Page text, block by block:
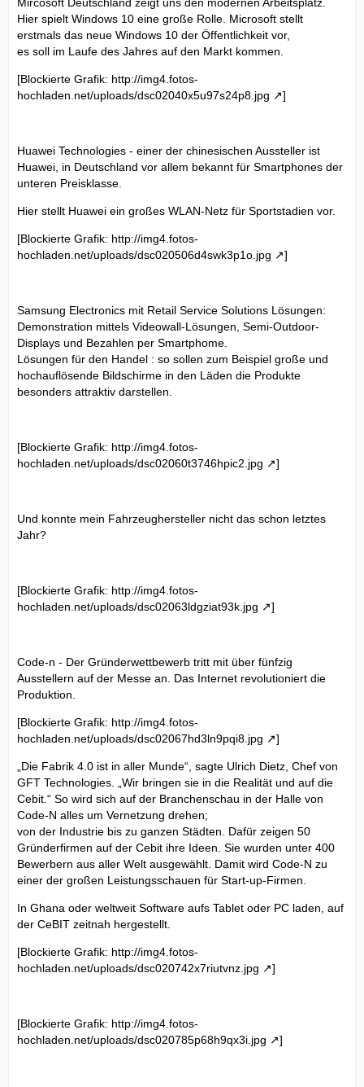
Hier spielt Windows 10 eine große Rolle. Microsoft stellt
erstmals das neue Windows 10 der Öffentlichkeit vor,
es soll im Laufe des Jahres auf den Markt kommen.
[Blockierte Grafik: http://img4.fotos-
hochladen.net/uploads/dsc02040x5u97s24p8.jpg
]
Huawei Technologies - einer der chinesischen Aussteller ist
Huawei, in Deutschland vor allem bekannt für Smartphones der
unteren Preisklasse.
Hier stellt Huawei ein großes WLAN-Netz für Sportstadien vor.
[Blockierte Grafik: http://img4.fotos-
hochladen.net/uploads/dsc020506d4swk3p1o.jpg
]
Samsung Electronics mit Retail Service Solutions Lösungen:
Demonstration mittels Videowall-Lösungen, Semi-Outdoor-
Displays und Bezahlen per Smartphome.
Lösungen für den Handel : so sollen zum Beispiel große und
hochauflösende Bildschirme in den Läden die Produkte
besonders attraktiv darstellen.
[Blockierte Grafik: http://img4.fotos-
hochladen.net/uploads/dsc02060t3746hpic2.jpg
]
Und konnte mein Fahrzeughersteller nicht das schon letztes
Jahr?
[Blockierte Grafik: http://img4.fotos-
hochladen.net/uploads/dsc02063ldgziat93k.jpg
]
Code-n - Der Gründerwettbewerb tritt mit über fünfzig
Ausstellern auf der Messe an. Das Internet revolutioniert die
Produktion.
[Blockierte Grafik: http://img4.fotos-
hochladen.net/uploads/dsc02067hd3ln9pqi8.jpg
]
„Die Fabrik 4.0 ist in aller Munde“, sagte Ulrich Dietz, Chef von
GFT Technologies. „Wir bringen sie in die Realität und auf die
Cebit.“ So wird sich auf der Branchenschau in der Halle von
Code-N alles um Vernetzung drehen;
von der Industrie bis zu ganzen Städten. Dafür zeigen 50
Gründerfirmen auf der Cebit ihre Ideen. Sie wurden unter 400
Bewerbern aus aller Welt ausgewählt. Damit wird Code-N zu
einer der großen Leistungsschauen für Start-up-Firmen.
In Ghana oder weltweit Software aufs Tablet oder PC laden, auf
der CeBIT zeitnah hergestellt.
[Blockierte Grafik: http://img4.fotos-
hochladen.net/uploads/dsc020742x7riutvnz.jpg
]
[Blockierte Grafik: http://img4.fotos-
hochladen.net/uploads/dsc020785p68h9qx3i.jpg
]